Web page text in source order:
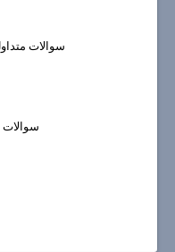
سوالات
سوالات